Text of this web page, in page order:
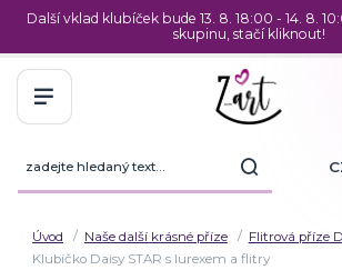
Další vklad klubíček bude 13. 8. 18:00 - 14. 8.
skupinu, stačí kliknout!
Úvod Naše další krásné příze
Flitrová příze
Klubíčko Daisy STAR s lurexem a flitry